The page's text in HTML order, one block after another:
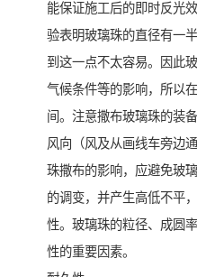
能保证施工后的即时反光
验表明玻璃珠的直径有一
到这一点不太容易。因此
气候条件等的影响，所以
间。注意撒布玻璃珠的装
风向（风及从画线车旁边
珠撒布的影响，应避免玻
的调变，并产生高低不平
性。玻璃珠的粒径、成圆
性的重要因素。